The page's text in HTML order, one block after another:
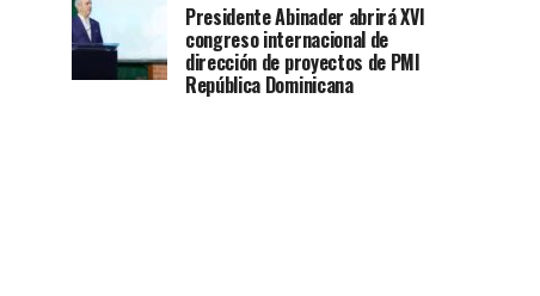
Presidente Abinader abrirá XVI
congreso internacional de
dirección de proyectos de PMI
República Dominicana